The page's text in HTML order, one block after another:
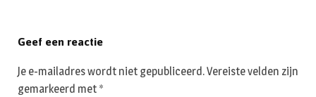
Geef een reactie
Je e-mailadres wordt niet gepubliceerd.Vereiste velden zijn
gemarkeerd met *